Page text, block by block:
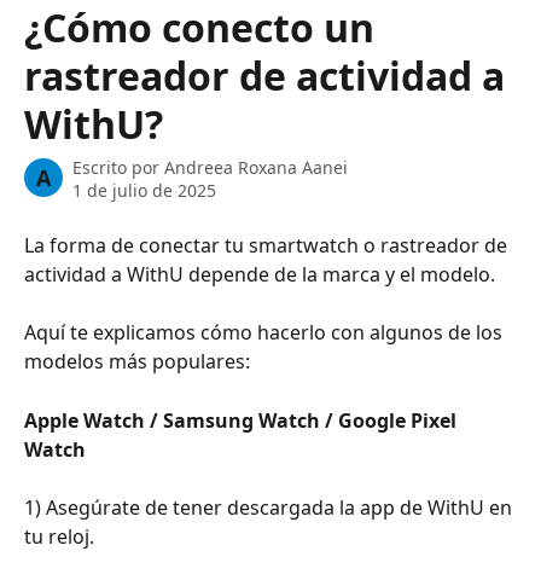
¿Cómo conecto un
rastreador de actividad a
WithU?
A Escrito por Andreea Roxana Aanei
1 de julio de 2025
La forma de conectar tu smartwatch o rastreador de
actividad a WithU depende de la marca y el modelo.
Aquí te explicamos cómo hacerlo con algunos de los
modelos más populares:
Apple Watch / Samsung Watch / Google Pixel
Watch
1) Asegúrate de tener descargada la app de WithU en
tu reloj.